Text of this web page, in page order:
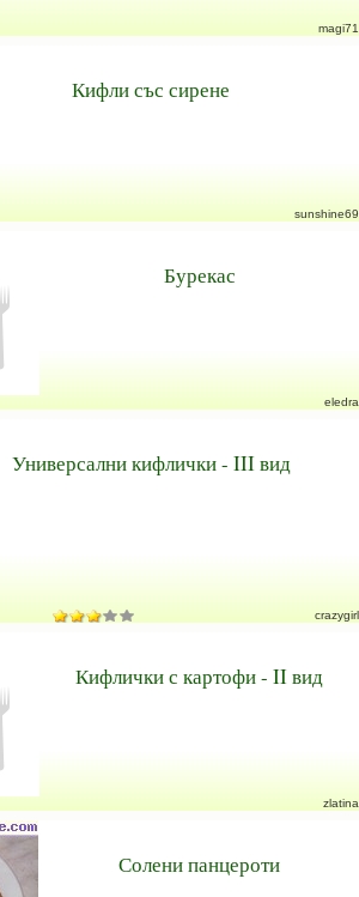
magi71
Кифли със сирене
sunshine69
Бурекас
eledra
Универсални кифлички - III вид
crazygirl
Кифлички с картофи - II вид
zlatina
Солени панцероти